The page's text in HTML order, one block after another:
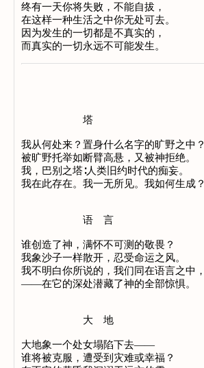
终有一天你将失败，不能自拔，
在这样一种生活之中你无处可去。
因为发生的一切都是不真实的，
而真实的一切永远不可能发生。
塔
我从何处来？置身什么名字的旷野之中？
被旷野托举如断臂高悬，又被神拒绝。
我，巴别之塔∶人类旧约时代的痴妄。
我在此存在。我一无所见。我如何生成？
语 言
谁创造了神，满怀不可测的敬畏？
我象沙子一样散开，忍受命运之风。
我不明白你所说的，我们同在语言之中，
——在它的深处潜藏了神的全部惊惧。
大 地
大地象一个处女塌陷下去——
谁将被克服，遭受到灾难或幸福？